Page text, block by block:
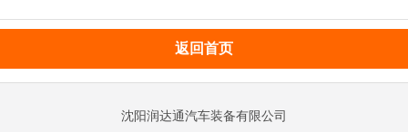
返回首页
沈阳润达通汽车装备有限公司